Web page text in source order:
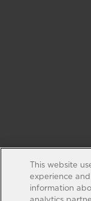
This website
experience
information